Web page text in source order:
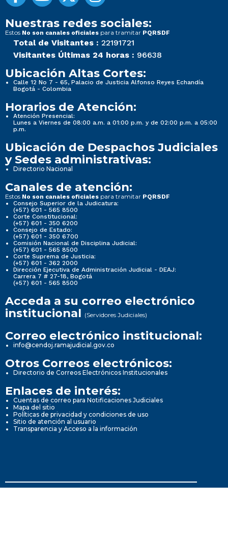
Nuestras redes sociales:
Estos No son canales oficiales para tramitar PQRSDF
Total de Visitantes : 22191721
Visitantes Últimas 24 horas : 96638
Ubicación Altas Cortes:
Calle 12 No 7 - 65, Palacio de Justicia Alfonso Reyes Echandía
Bogotá - Colombia
Horarios de Atención:
Atención Presencial:
Lunes a Viernes de 08:00 a.m. a 01:00 p.m. y de 02:00 p.m. a 05:00
p.m.
Ubicación de Despachos Judiciales
y Sedes administrativas:
Directorio Nacional
Canales de atención:
Estos No son canales oficiales para tramitar PQRSDF
Consejo Superior de la Judicatura:
(+57) 601 - 565 8500
Corte Constitucional:
(+57) 601 - 350 6200
Consejo de Estado:
(+57) 601 - 350 6700
Comisión Nacional de Disciplina Judicial:
(+57) 601 - 565 8500
Corte Suprema de Justicia:
(+57) 601 - 362 2000
Dirección Ejecutiva de Administración Judicial - DEAJ:
Carrera 7 # 27-18, Bogotá
(+57) 601 - 565 8500
Acceda a su correo electrónico
institucional (Servidores Judiciales)
Correo electrónico institucional:
info@cendoj.ramajudicial.gov.co
Otros Correos electrónicos:
Directorio de Correos Electrónicos Institucionales
Enlaces de interés:
Cuentas de correo para Notificaciones Judiciales
Mapa del sitio
Políticas de privacidad y condiciones de uso
Sitio de atención al usuario
Transparencia y Acceso a la información